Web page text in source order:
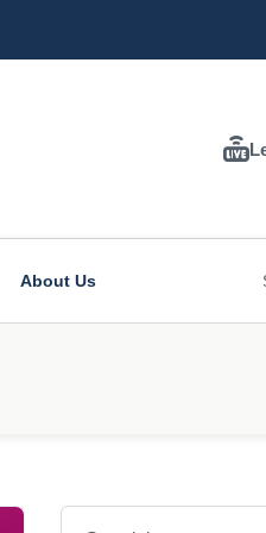
Banjir dan Longsor Landa
About Us